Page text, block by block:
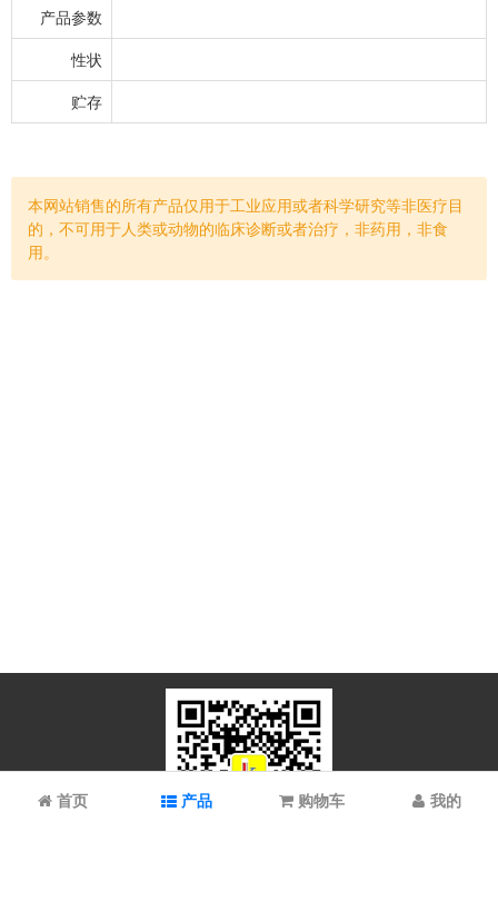
产品参数
性状
贮存
本网站销售的所有产品仅用于工业应用或者科学研究等非医疗目
的，不可用于人类或动物的临床诊断或者治疗，非药用，非食
用。
首页 产品 购物车 我的